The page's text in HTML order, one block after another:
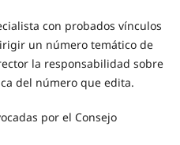
con probados vínculos
un número temático de
la responsabilidad sobre
del número que edita.
por el Consejo